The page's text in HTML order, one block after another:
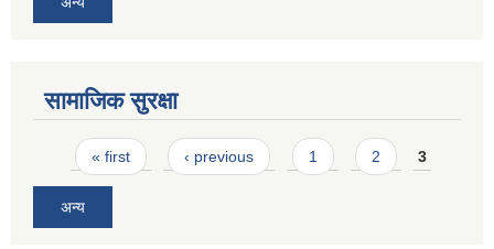
सामाजिक सुरक्षा
Pages
« first ‹ previous 1 2 3
अन्य